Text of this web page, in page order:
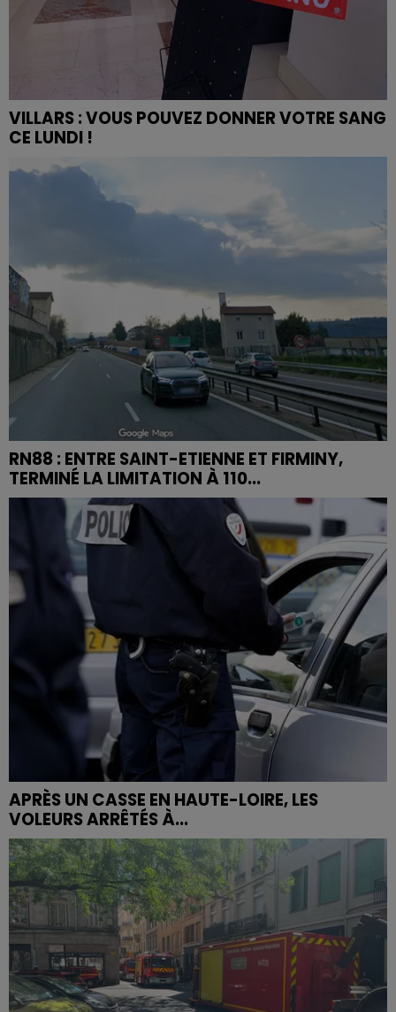
VILLARS : VOUS POUVEZ DONNER VOTRE SANG
CE LUNDI !
RN88 : ENTRE SAINT-ETIENNE ET FIRMINY,
TERMINÉ LA LIMITATION À 110...
APRÈS UN CASSE EN HAUTE-LOIRE, LES
VOLEURS ARRÊTÉS À...